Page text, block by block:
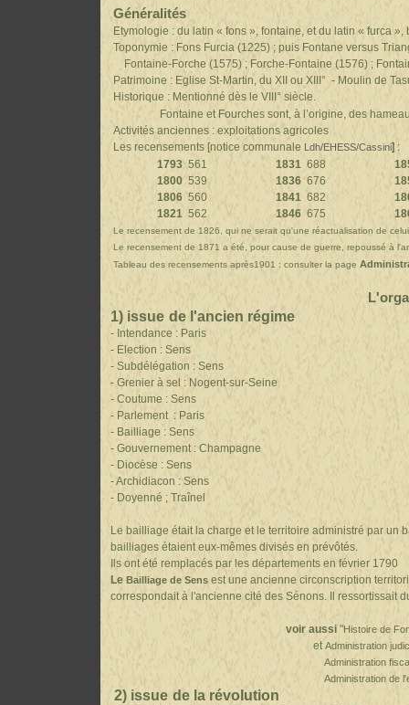
Généralités
Etymologie : du latin « fons », fontaine, et du latin « furca »,
Toponymie : Fons Furcia (1225) ; puis Fontane versus
Fontaine-Forche (1575) ; Forche-Fontaine (1576) ;
Patrimoine : Eglise St-Martin, du XII ou XIII° -
Historique : Mentionné dès le VIII° siècle.
Fontaine et Fourches sont, à l’origine, des
Activités anciennes : exploitations agricoles
Les recensements [notice communale Ldh/EHESS/Cassini] :
1793561 1831 688
1800539 1836676
1806 560 1841 682
1821 562 1846 675
Le recensement de 1826, qui ne serait qu'une réactualisation de
Le recensement de 1871 a été, pour cause de guerre, repoussé à
Tableau des recensements après1901 : consulter la page
1) issue de l'ancien régime
- Intendance : Paris
- Election : Sens
- Subdélégation : Sens
- Grenier à sel : Nogent-sur-Seine
- Coutume : Sens
- Parlement : Paris
- Bailliage : Sens
- Gouvernement : Champagne
- Diocèse : Sens
- Archidiacon : Sens
- Doyenné ; Traînel
Le bailliage était la charge et le territoire administré par un
bailliages étaient eux-mêmes divisés en prévôtés.
Ils ont été remplacés par les départements en février 1790
Le Bailliage de Sens est une ancienne circonscription
correspondait à l'ancienne cité des Sénons. Il ressortissait
voir aussi "Histoire de
et Administration
Administration
Administration de
2) issue de la révolution